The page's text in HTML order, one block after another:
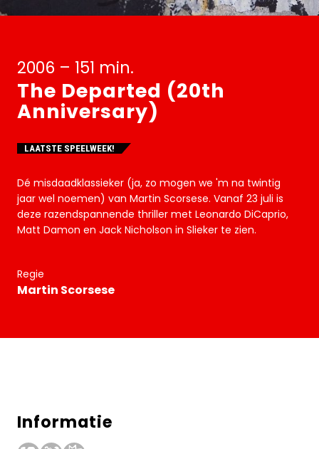
2006 – 151 min.
The Departed (20th
Anniversary)
LAATSTE SPEELWEEK!
Dé misdaadklassieker (ja, zo mogen we 'm na twintig
jaar wel noemen) van Martin Scorsese. Vanaf 23 juli is
deze razendspannende thriller met Leonardo DiCaprio,
Matt Damon en Jack Nicholson in Slieker te zien.
Regie
Martin Scorsese
Informatie